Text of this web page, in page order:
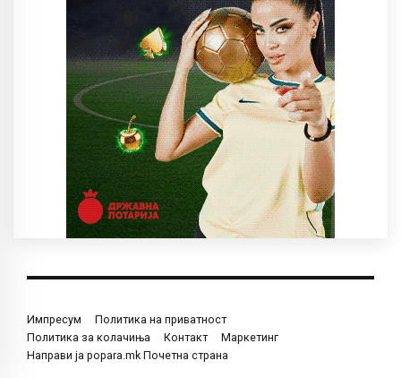
Импресум
Политика на приватност
Политика за колачиња
Контакт
Маркетинг
Направи ја popara.mk Почетна страна